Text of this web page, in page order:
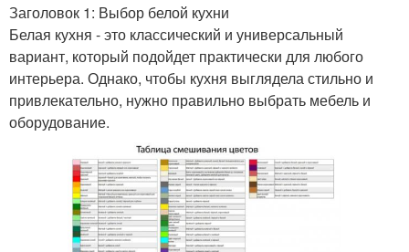
Заголовок 1: Выбор белой кухни
Белая кухня - это классический и универсальный
вариант, который подойдет практически для любого
интерьера. Однако, чтобы кухня выглядела стильно и
привлекательно, нужно правильно выбрать мебель и
оборудование.